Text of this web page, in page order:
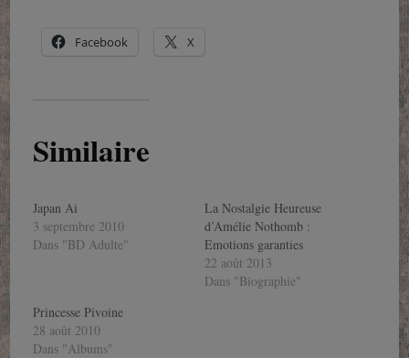
Facebook X
Similaire
Japan Ai
3 septembre 2010
Dans "BD Adulte"
La Nostalgie Heureuse
d’Amélie Nothomb :
Emotions garanties
22 août 2013
Dans "Biographie"
Princesse Pivoine
28 août 2010
Dans "Albums"